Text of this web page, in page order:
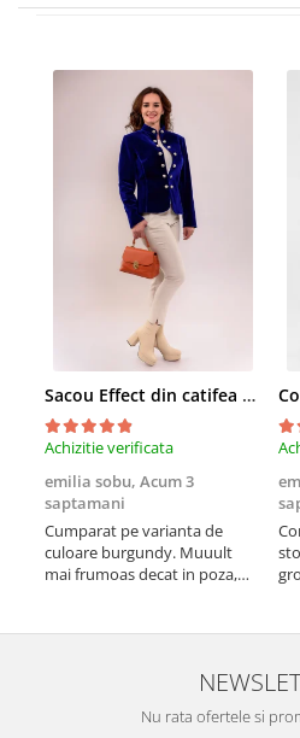
Sacou Effect din catifea neelastica albastru royal
Achizitie verificata
emilia sobu, Acum 3
saptamani
Cumparat pe varianta de
culoare burgundy. Muuult
mai frumoas decat in poza,
Nu rata ofertele si